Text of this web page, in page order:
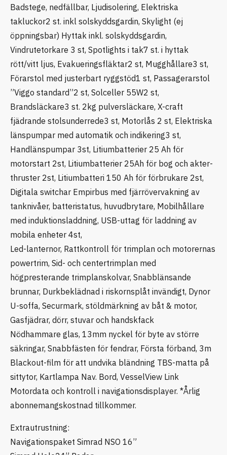
Badstege, nedfällbar, Ljudisolering, Elektriska
takluckor2 st. inkl solskyddsgardin, Skylight (ej
öppningsbar) Hyttak inkl. solskyddsgardin,
Vindrutetorkare 3 st, Spotlights i tak7 st. i hyttak
rött/vitt ljus, Evakueringsfläktar2 st, Mugghållare3 st,
Förarstol med justerbart ryggstöd1 st, Passagerarstol
”Viggo standard”2 st, Solceller 55W2 st,
Brandsläckare3 st. 2kg pulversläckare, X-craft
fjädrande stolsunderrede3 st, Motorlås 2 st, Elektriska
länspumpar med automatik och indikering3 st,
Handlänspumpar 3st, Litiumbatterier 25 Ah för
motorstart 2st, Litiumbatterier 25Ah för bog och akter-
thruster 2st, Litiumbatteri 150 Ah för förbrukare 2st,
Digitala switchar Empirbus med fjärrövervakning av
tanknivåer, batteristatus, huvudbrytare, Mobilhållare
med induktionsladdning, USB-uttag för laddning av
mobila enheter 4st,
Led-lanternor, Rattkontroll för trimplan och motorernas
powertrim, Sid- och centertrimplan med
högpresterande trimplanskolvar, Snabblänsande
brunnar, Durkbeklädnad i riskornsplåt invändigt, Dynor
U-soffa, Securmark, stöldmärkning av båt & motor,
Gasfjädrar, dörr, stuvar och handskfack
Nödhammare glas, 13mm nyckel för byte av större
säkringar, Snabbfästen för fendrar, Första förband, 3m
Blackout-film för att undvika bländning TBS-matta på
sittytor, Kartlampa Nav. Bord, VesselView Link
Motordata och kontroll i navigationsdisplayer. *Årlig
abonnemangskostnad tillkommer.
Extrautrustning:
Navigationspaket Simrad NSO 16”